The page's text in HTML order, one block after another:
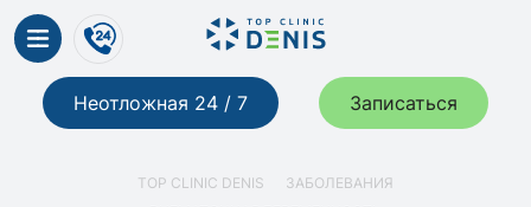
Неотложная 24 / 7 Записаться
TOP CLINIC DENIS
ЗАБОЛЕВАНИЯ